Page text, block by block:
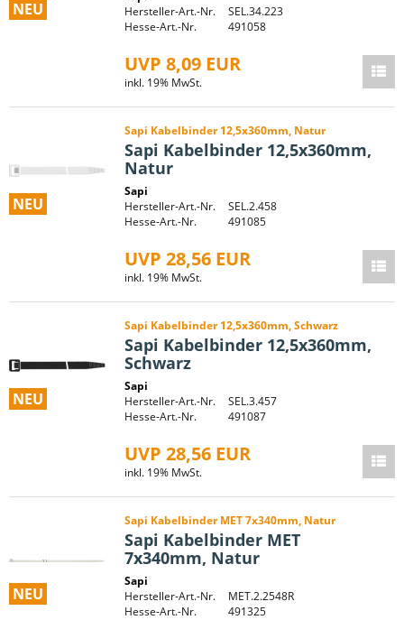
NEU
Hersteller-Art.-Nr.
SEL.34.223
Hesse-Art.-Nr.
491058
UVP 8,09 EUR
inkl. 19% MwSt.
NEU
Sapi Kabelbinder 12,5x360mm, Natur
Sapi Kabelbinder 12,5x360mm,
Natur
Sapi
Hersteller-Art.-Nr.
SEL.2.458
Hesse-Art.-Nr.
491085
UVP 28,56 EUR
inkl. 19% MwSt.
NEU
Sapi Kabelbinder 12,5x360mm, Schwarz
Sapi Kabelbinder 12,5x360mm,
Schwarz
Sapi
Hersteller-Art.-Nr.
SEL.3.457
Hesse-Art.-Nr.
491087
UVP 28,56 EUR
inkl. 19% MwSt.
NEU
Sapi Kabelbinder MET 7x340mm, Natur
Sapi Kabelbinder MET
7x340mm, Natur
Sapi
Hersteller-Art.-Nr.
MET.2.2548R
Hesse-Art.-Nr.
491325